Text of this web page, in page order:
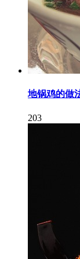
地锅鸡的做
203